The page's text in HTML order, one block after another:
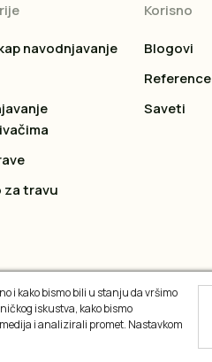
navodnjavanje
za travu
Korisno
Blogovi
Reference
Saveti
i kako bismo bili u stanju da vršimo
iskustva, kako bismo
i analizirali promet. Nastavkom